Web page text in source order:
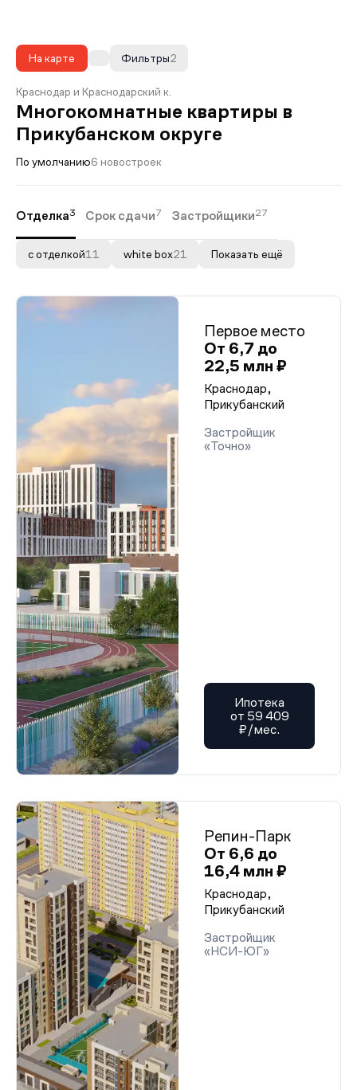
На карте 2
Фильтры
Краснодар и Краснодарский к.
Многокомнатные квартиры в
Прикубанском округе
По умолчанию6 новостроек
Отделка3 Срок сдачи7 Застройщики27
с отделкой11 white box21 Показать ещё
Первое место
От 6,7 до
22,5 млн ₽
Краснодар,
Прикубанский
Застройщик
«Точно»
Ипотека
от 59 409
₽/мес.
Репин-Парк
От 6,6 до
16,4 млн ₽
Краснодар,
Прикубанский
Застройщик
«НСИ-ЮГ»